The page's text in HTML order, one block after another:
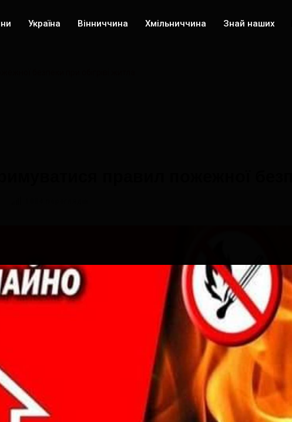
Україна Вінниччина Хмільниччина Знай наших
безпеки при обігріві житла